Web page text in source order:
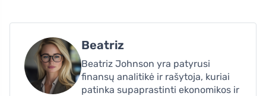
Beatriz
Beatriz Johnson yra patyrusi
finansų analitikė ir rašytoja, kuriai
patinka supaprastinti ekonomikos ir